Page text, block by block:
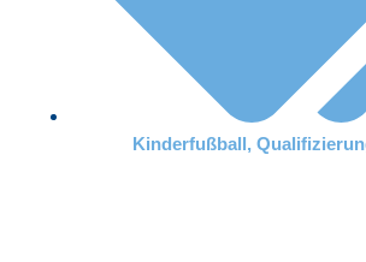
Kinderfußball,